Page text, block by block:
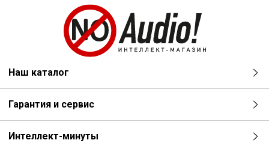
Наш каталог
Гарантия и сервис
Интеллект-минуты